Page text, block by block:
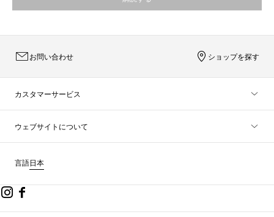
ショップを探す
お問い合わせ
カスタマーサービス
ウェブサイトについて
言語日本